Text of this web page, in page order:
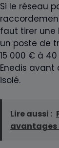
Si le réseau
faut tirer une
un poste de
15 000 € à 40
Enedis avant
isolé.
Lire aussi :
avantages